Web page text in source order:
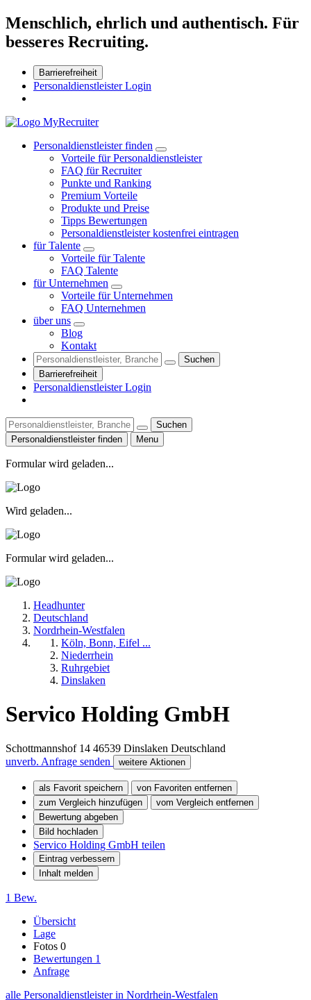
Menschlich, ehrlich und authentisch. Für
besseres Recruiting.
Barrierefreiheit
Personaldienstleister Login
Personaldienstleister finden
Vorteile für Personaldienstleister
FAQ für Recruiter
Punkte und Ranking
Premium Vorteile
Produkte und Preise
Tipps Bewertungen
Personaldienstleister kostenfrei eintragen
für Talente
Vorteile für Talente
FAQ Talente
für Unternehmen
Vorteile für Unternehmen
FAQ Unternehmen
über uns
Blog
Kontakt
Suchen
Barrierefreiheit
Personaldienstleister Login
Suchen
Personaldienstleister finden
Menu
Formular wird geladen...
Wird geladen...
Formular wird geladen...
Headhunter
Deutschland
Nordrhein-Westfalen
Köln, Bonn, Eifel ...
Niederrhein
Ruhrgebiet
Dinslaken
Servico Holding GmbH
Schottmannshof 14 46539 Dinslaken Deutschland
unverb. Anfrage senden
weitere Aktionen
als Favorit speichern
von Favoriten entfernen
zum Vergleich hinzufügen
vom Vergleich entfernen
Bewertung abgeben
Bild hochladen
Servico Holding GmbH teilen
Eintrag verbessern
Inhalt melden
1 Bew.
Übersicht
Lage
Fotos 0
Bewertungen 1
Anfrage
alle Personaldienstleister in Nordrhein-Westfalen